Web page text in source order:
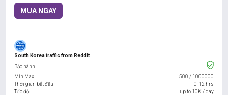
MUA NGAY
South Korea traffic from Reddit
Bảo hành
Min Max
500 / 1000000
Thời gian bắt đầu
0-12 hrs
Tốc độ
up to 10K / day